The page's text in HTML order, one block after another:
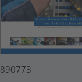
890773